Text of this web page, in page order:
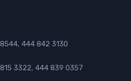
444 842 3130
3322, 444 839 0357